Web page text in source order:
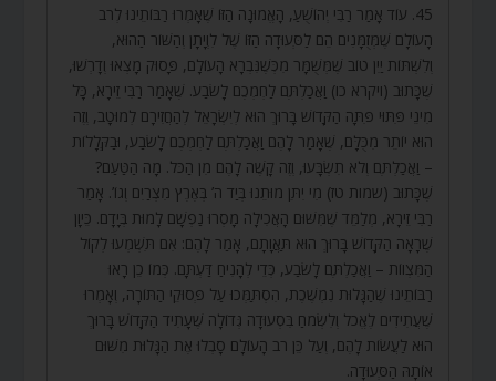
45. עוֹד אָמַר רַבִּי יְהוֹשֻׁעַ, הָאֱמוּנָה הַזּוֹ שֶׁאָמְרוּ רַבּוֹתֵינוּ לְרֹב
הָעוֹלָם שֶׁמְּזֻמָּנִים הֵם לַסְּעוּדָה הַזּוֹ שֶׁל לִוְיָתָן וְהַשּׁוֹר הַהוּא,
וְלִשְׁתּוֹת יַיִן טוֹב שֶׁמְּשֻׁמָּר מִכְּשֶׁנִּבְרָא הָעוֹלָם, פָּסוּק מָצְאוּ וְדָרְשׁוּ,
שֶׁכָּתוּב (ויקרא כו) וַאֲכַלְתֶּם לַחְמְכֶם לָשֹׂבַע. שֶׁאָמַר רַבִּי זֵירָא, כָּל
מִינֵי פִּתּוּי פִּתָּה הַקָּדוֹשׁ בָּרוּךְ הוּא לְיִשְׂרָאֵל לְהַחֲזִירָם לְמוּטָב, וְזֶה
הוּא יוֹתֵר מִכֻּלָּם, שֶׁאָמַר לָהֶם וַאֲכַלְתֶּם לַחְמְכֶם לָשֹׂבַע, וּבַקְּלָלוֹת
– וַאֲכַלְתֶּם וְלֹא תִשְׂבָּעוּ, וְזֶה קָשֶׁה לָהֶם מִן הַכֹּל. מָה הַטַּעַם?
שֶׁכָּתוּב (שמות טז) מִי יִתֵּן מוּתֵנוּ בְּיַד ה’ בְּאֶרֶץ מִצְרַיִם וְגוֹ’. אָמַר
רַבִּי זֵירָא, מְלַמֵּד שֶׁמִּשּׁוּם הָאֲכִילָה מָסְרוּ נַפְשָׁם לָמוּת בְּיָדָם. כֵּיוָן
שֶׁרָאָה הַקָּדוֹשׁ בָּרוּךְ הוּא תַּאֲוָתָם, אָמַר לָהֶם: אִם תִּשְׁמְעוּ לְקוֹל
הַמִּצְווֹת – וַאֲכַלְתֶּם לָשֹׂבַע, כְּדֵי לְהָנִיחַ דַּעְתָּם. כְּמוֹ כֵן רָאוּ
רַבּוֹתֵינוּ שֶׁהַגָּלוּת נִמְשֶׁכֶת, הִסְתַּמְּכוּ עַל פְּסוּקֵי הַתּוֹרָה, וְאָמְרוּ
שֶׁעֲתִידִים לֶאֱכֹל וְלִשְׂמֹחַ בִּסְעוּדָה גְּדוֹלָה שֶׁעָתִיד הַקָּדוֹשׁ בָּרוּךְ
הוּא לַעֲשׂוֹת לָהֶם, וְעַל כֵּן רֹב הָעוֹלָם סָבְלוּ אֶת הַגָּלוּת מִשּׁוּם
אוֹתָהּ הַסְּעוּדָה.